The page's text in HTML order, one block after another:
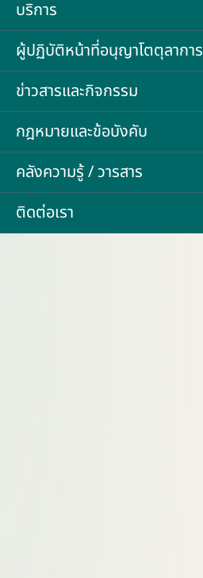
บริการ
ผู้ปฏิบัติหน้าที่อนุญาโตตุลาการ
ข่าวสารและกิจกรรม
กฎหมายและข้อบังคับ
คลังความรู้ / วารสาร
ติดต่อเรา